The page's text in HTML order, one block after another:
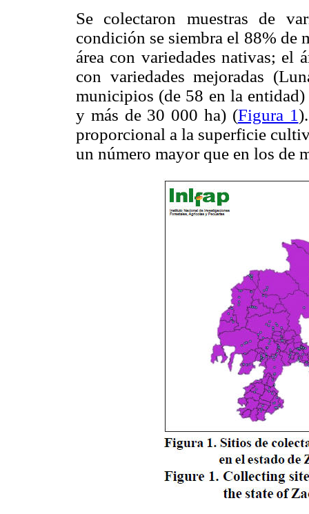
Se colectaron muestras de
condición se siembra el 88% de
área con variedades nativas; el
con variedades mejoradas
municipios (de 58 en la
y más de 30 000 ha) (Figura 1
proporcional a la superficie
un número mayor que en los de